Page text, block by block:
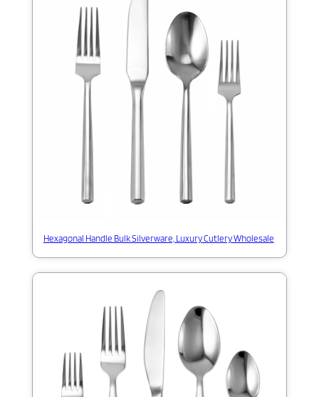
Hexagonal Handle Bulk Silverware, Luxury Cutlery Wholesale